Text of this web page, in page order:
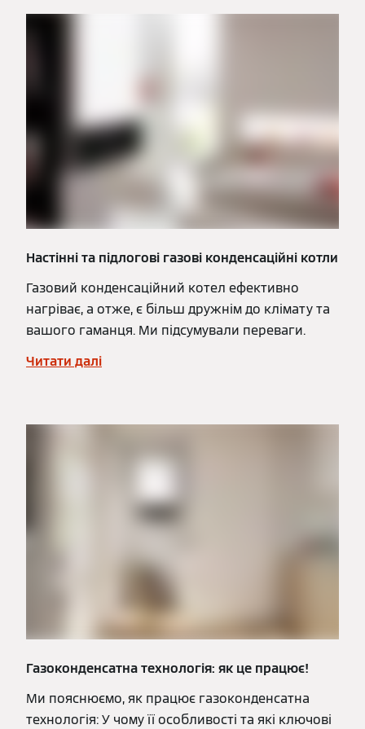
Настінні та підлогові газові конденсаційні котли
Газовий конденсаційний котел ефективно
нагріває, а отже, є більш дружнім до клімату та
вашого гаманця. Ми підсумували переваги.
Читати далі
Газоконденсатна технологія: як це працює!
Ми пояснюємо, як працює газоконденсатна
технологія: У чому її особливості та які ключові